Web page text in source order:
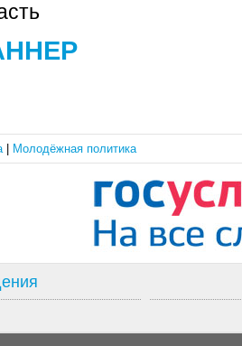
Молодёжная политика